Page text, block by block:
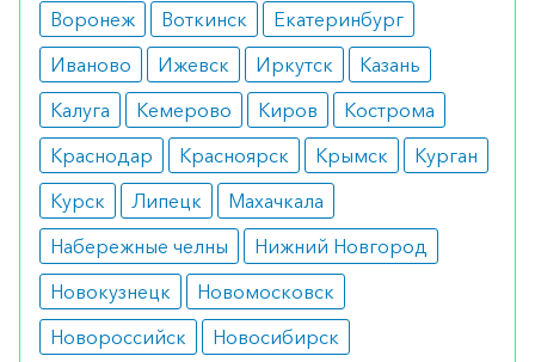
Противопоказания
Основными ограничениями к использованию
ТТС являются:
магнитно-резонансная томография или
кардиоверсия;
сверхчувствительность к составляющим
элементам.
Как использовать
Дозу препарата определяет врач. Пластырь
Воронеж
Воткинск
Екатеринбург
Иваново
Ижевск Иркутск
Казань
Калуга
Кемерово Киров
Кострома
Краснодар
Красноярск Крымск
Курган
Курск
Липецк
Махачкала
Набережные челны
Нижний Новгород
Новокузнецк
Новомосковск
Новороссийск
Новосибирск